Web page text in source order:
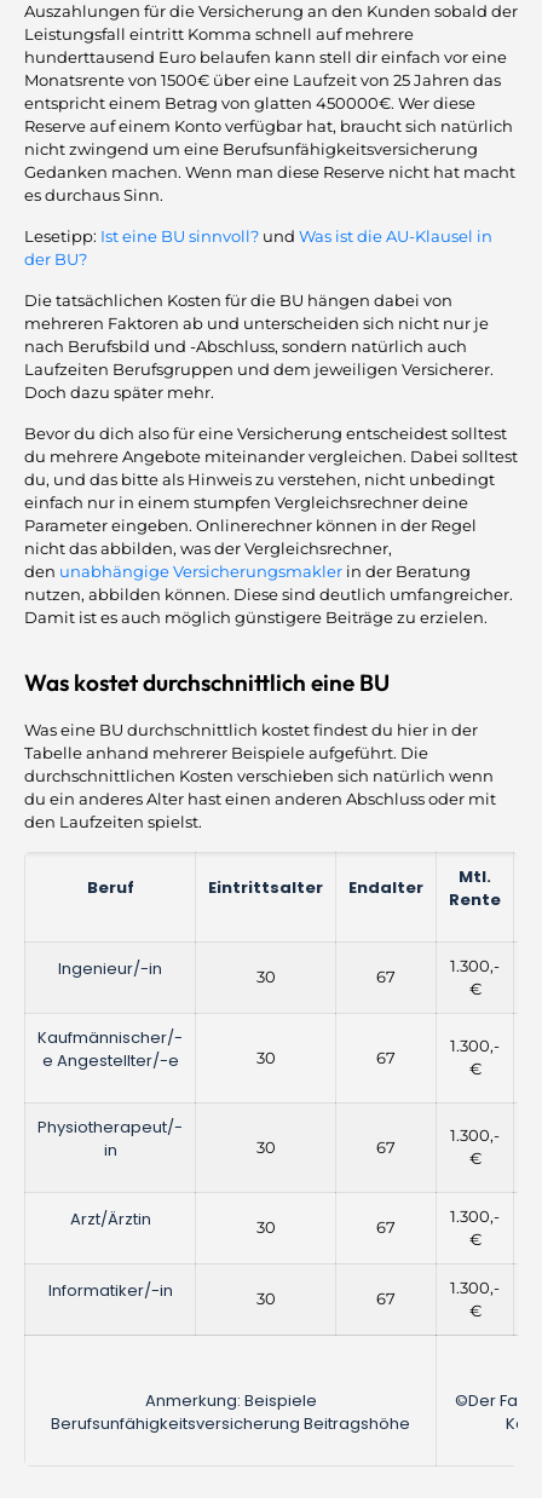
Auszahlungen für die Versicherung an den Kunden sobald der
Leistungsfall eintritt Komma schnell auf mehrere
hunderttausend Euro belaufen kann stell dir einfach vor eine
Monatsrente von 1500€ über eine Laufzeit von 25 Jahren das
entspricht einem Betrag von glatten 450000€. Wer diese
Reserve auf einem Konto verfügbar hat, braucht sich natürlich
nicht zwingend um eine Berufsunfähigkeitsversicherung
Gedanken machen. Wenn man diese Reserve nicht hat macht
es durchaus Sinn.
Lesetipp: Ist eine BU sinnvoll? und Was ist die AU-Klausel in
der BU?
Die tatsächlichen Kosten für die BU hängen dabei von
mehreren Faktoren ab und unterscheiden sich nicht nur je
nach Berufsbild und -Abschluss, sondern natürlich auch
Laufzeiten Berufsgruppen und dem jeweiligen Versicherer.
Doch dazu später mehr.
Bevor du dich also für eine Versicherung entscheidest solltest
du mehrere Angebote miteinander vergleichen. Dabei solltest
du, und das bitte als Hinweis zu verstehen, nicht unbedingt
einfach nur in einem stumpfen Vergleichsrechner deine
Parameter eingeben. Onlinerechner können in der Regel
nicht das abbilden, was der Vergleichsrechner,
den unabhängige Versicherungsmakler in der Beratung
nutzen, abbilden können. Diese sind deutlich umfangreicher.
Damit ist es auch möglich günstigere Beiträge zu erzielen.
Was kostet durchschnittlich eine BU
Was eine BU durchschnittlich kostet findest du hier in der
Tabelle anhand mehrerer Beispiele aufgeführt. Die
durchschnittlichen Kosten verschieben sich natürlich wenn
du ein anderes Alter hast einen anderen Abschluss oder mit
den Laufzeiten spielst.
Beruf Eintrittsalter Endalter
Mtl.
Rente
Ingenieur/-in 30 67
1.300,-
€
Kaufmännischer/-
e Angestellter/-e
30 67
1.300,-
€
Physiotherapeut/-
in
30 67
1.300,-
€
Arzt/Ärztin 30 67
1.300,-
€
Informatiker/-in 30 67
1.300,-
€
Anmerkung: Beispiele
Berufsunfähigkeitsversicherung Beitragshöhe
©Der